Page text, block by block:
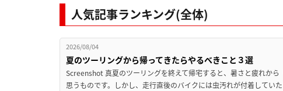
人気記事ランキング(全体)
2026/08/04
夏のツーリングから帰ってきたらやるべきこと３選
Screenshot 真夏のツーリングを終えて帰宅すると、暑さと疲れか
思うものです。しかし、走行直後のバイクには虫汚れが付着してい